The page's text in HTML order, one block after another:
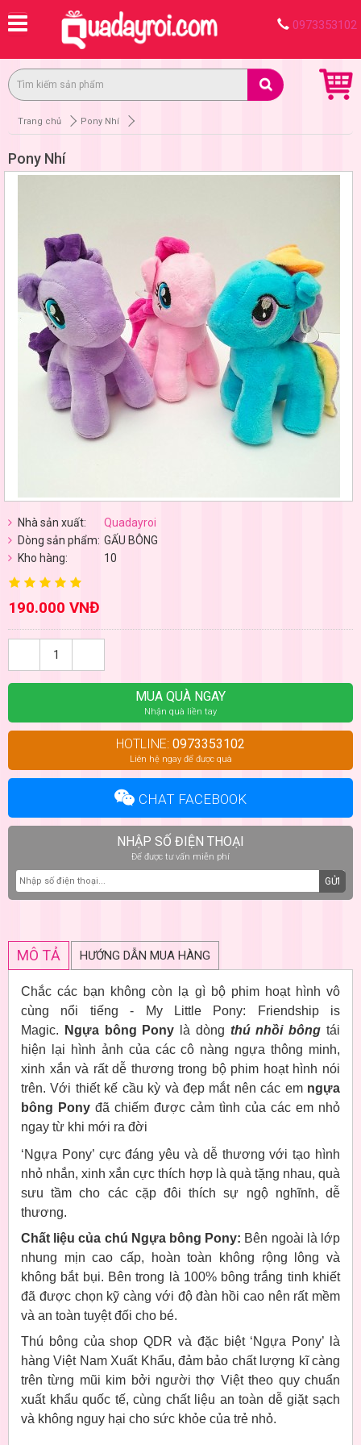
0973353102
Trang chủ Pony Nhí
Pony Nhí
Nhà sản xuất:
Quadayroi
Dòng sản phẩm: GẤU BÔNG
Kho hàng:
10
190.000 VNĐ
MUA QUÀ NGAY
Nhận quà liền tay
HOTLINE: 0973353102
Liên hệ ngay để được quà
CHAT FACEBOOK
NHẬP SỐ ĐIỆN THOẠI
Để được tư vấn miễn phí
GỬI
MÔ TẢ HƯỚNG DẪN MUA HÀNG
Chắc các bạn không còn lạ gì bộ phim hoạt hình vô
cùng nổi tiếng - My Little Pony: Friendship is
Magic.
Ngựa bông Pony là dòng thú nhồi bông tái
hiện lại hình ảnh của các cô nàng ngựa thông minh,
xinh xắn và rất dễ thương trong bộ phim hoạt hình nói
trên. Với thiết kế cầu kỳ và đẹp mắt nên các em ngựa
bông Pony đã chiếm được cảm tình của các em nhỏ
ngay từ khi mới ra đời
‘Ngựa Pony’ cực đáng yêu và dễ thương với tạo hình
nhỏ nhắn, xinh xắn cực thích hợp là quà tặng nhau, quà
sưu tầm cho các cặp đôi thích sự ngộ nghĩnh, dễ
thương.
Chất liệu của chú Ngựa bông Pony: Bên ngoài là lớp
nhung mịn cao cấp, hoàn toàn không rộng lông và
không bắt bụi. Bên trong là 100% bông trắng tinh khiết
đã được chọn kỹ càng với độ đàn hồi cao nên rất mềm
và an toàn tuyệt đối cho bé.
Thú bông của shop QDR và đặc biệt ‘Ngựa Pony’ là
hàng Việt Nam Xuất Khẩu, đảm bảo chất lượng kĩ càng
trên từng mũi kim bởi người thợ Việt theo quy chuẩn
xuất khẩu quốc tế, cùng chất liệu an toàn dễ giặt sạch
và không nguy hại cho sức khỏe của trẻ nhỏ.